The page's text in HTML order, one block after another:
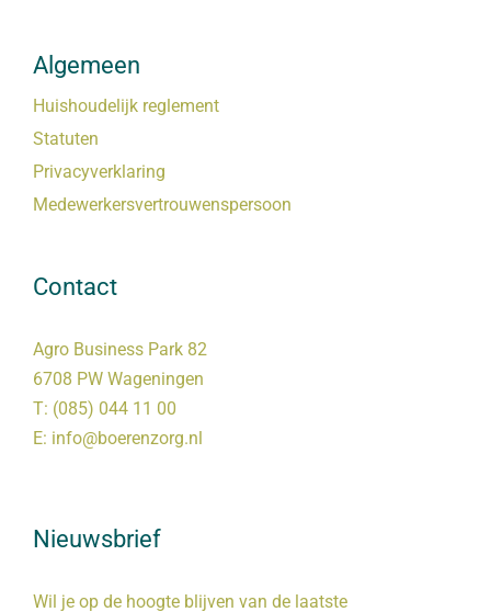
Algemeen
Huishoudelijk reglement
Statuten
Privacyverklaring
Medewerkersvertrouwenspersoon
Contact
Agro Business Park 82
6708 PW Wageningen
T: (085) 044 11 00
E: info@boerenzorg.nl
Nieuwsbrief
Wil je op de hoogte blijven van de laatste